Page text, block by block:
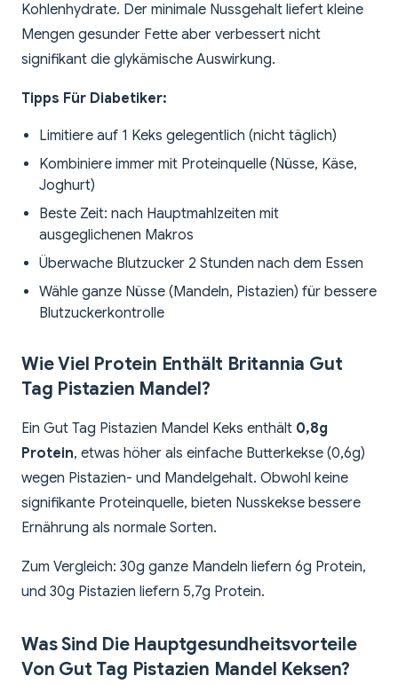
Kohlenhydrate. Der minimale Nussgehalt liefert kleine
Mengen gesunder Fette aber verbessert nicht
signifikant die glykämische Auswirkung.
Tipps Für Diabetiker:
Limitiere auf 1 Keks gelegentlich (nicht täglich)
Kombiniere immer mit Proteinquelle (Nüsse, Käse,
Joghurt)
Beste Zeit: nach Hauptmahlzeiten mit
ausgeglichenen Makros
Überwache Blutzucker 2 Stunden nach dem Essen
Wähle ganze Nüsse (Mandeln, Pistazien) für bessere
Blutzuckerkontrolle
Wie Viel Protein Enthält Britannia Gut
Tag Pistazien Mandel?
Ein Gut Tag Pistazien Mandel Keks enthält 0,8g
Protein, etwas höher als einfache Butterkekse (0,6g)
wegen Pistazien- und Mandelgehalt. Obwohl keine
signifikante Proteinquelle, bieten Nusskekse bessere
Ernährung als normale Sorten.
Zum Vergleich: 30g ganze Mandeln liefern 6g Protein,
und 30g Pistazien liefern 5,7g Protein.
Was Sind Die Hauptgesundheitsvorteile
Von Gut Tag Pistazien Mandel Keksen?